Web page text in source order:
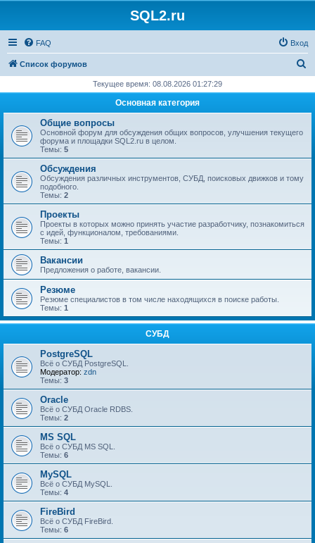
SQL2.ru
FAQ Вход
Список форумов
с
Текущее время: 08.08.2026 01:27:29
Основная категория
Общие вопросы
Основной форум для обсуждения общих вопросов, улучшения текущего
форума и площадки SQL2.ru в целом.
Темы: 5
Обсуждения
Обсуждения различных инструментов, СУБД, поисковых движков и тому
подобного.
Темы: 2
Проекты
Проекты в которых можно принять участие разработчику, познакомиться
с идей, функционалом, требованиями.
Темы: 1
Вакансии
Предложения о работе, вакансии.
Резюме
Резюме специалистов в том числе находящихся в поиске работы.
Темы: 1
СУБД
PostgreSQL
Всё о СУБД PostgreSQL.
Модератор: zdn
Темы: 3
Oracle
Всё о СУБД Oracle RDBS.
Темы: 2
MS SQL
Всё о СУБД MS SQL.
Темы: 6
MySQL
Всё о СУБД MySQL.
Темы: 4
FireBird
Всё о СУБД FireBird.
Темы: 6